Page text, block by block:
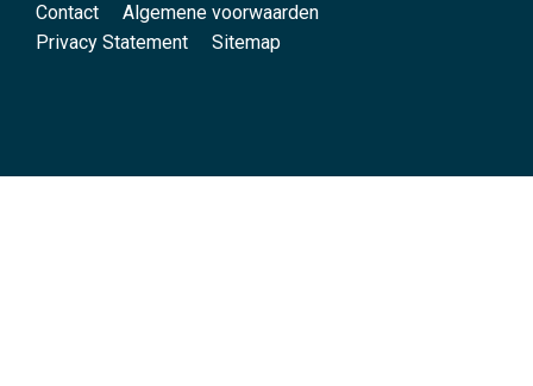
Contact
Algemene voorwaarden
Privacy Statement
Sitemap